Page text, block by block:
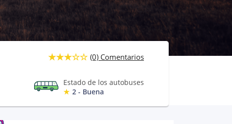
(0) Comentarios
Estado de los autobuses
2 - Buena